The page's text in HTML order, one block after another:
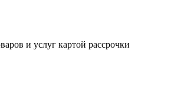
и услуг картой рассрочки